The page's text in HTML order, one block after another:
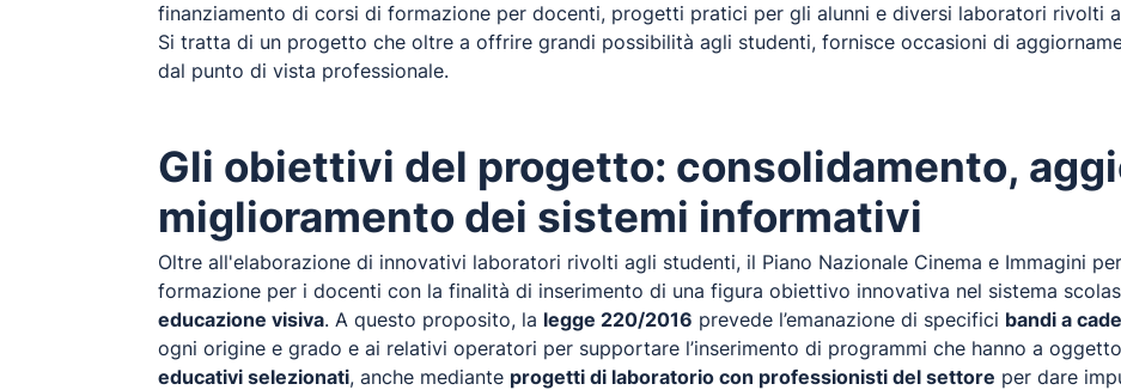
finanziamento di corsi di formazione per docenti, progetti pratici per gli alunni e diversi laboratori rivolti
Si tratta di un progetto che oltre a offrire grandi possibilità agli studenti, fornisce occasioni di
dal punto di vista professionale.
Gli obiettivi del progetto: consolidamento,
miglioramento dei sistemi informativi
Oltre all'elaborazione di innovativi laboratori rivolti agli studenti, il Piano Nazionale Cinema e Immagini
formazione per i docenti con la finalità di inserimento di una figura obiettivo innovativa nel sistema
educazione visiva. A questo proposito, la legge 220/2016 prevede l’emanazione di specifici bandi a
ogni origine e grado e ai relativi operatori per supportare l’inserimento di programmi che hanno a
educativi selezionati, anche mediante progetti di laboratorio con professionisti del settore per dare